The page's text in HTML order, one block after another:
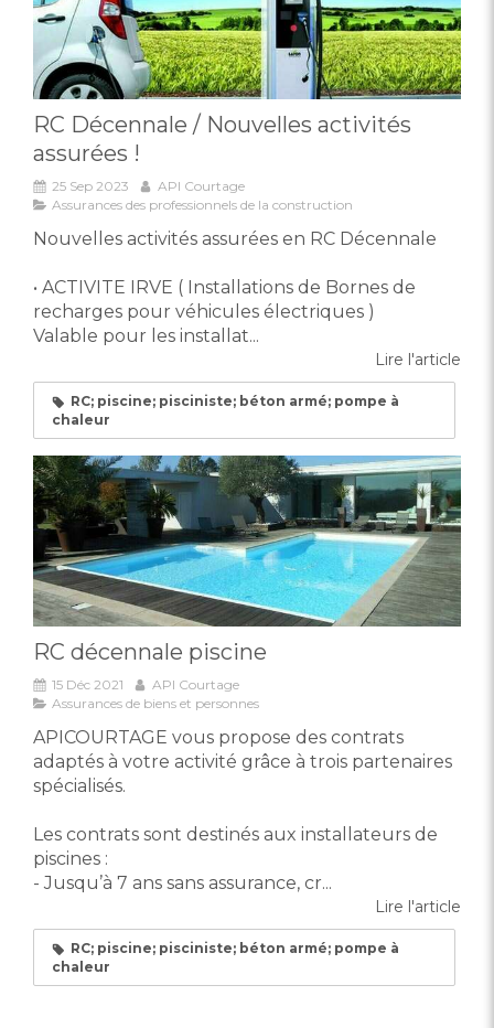
RC Décennale / Nouvelles activités
assurées !
25 Sep 2023
API Courtage
Assurances des professionnels de la construction
Nouvelles activités assurées en RC Décennale
• ACTIVITE IRVE ( Installations de Bornes de
recharges pour véhicules électriques )
Valable pour les installat...
Lire l'article
RC; piscine; pisciniste; béton armé; pompe à
chaleur
RC décennale piscine
15 Déc 2021
API Courtage
Assurances de biens et personnes
APICOURTAGE vous propose des contrats
adaptés à votre activité grâce à trois partenaires
spécialisés.
Les contrats sont destinés aux installateurs de
piscines :
- Jusqu’à 7 ans sans assurance, cr...
Lire l'article
RC; piscine; pisciniste; béton armé; pompe à
chaleur